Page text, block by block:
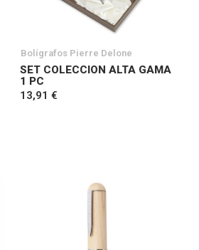
Bolígrafos Pierre Delone
SET COLECCION ALTA GAMA
1 PC
13,91 €